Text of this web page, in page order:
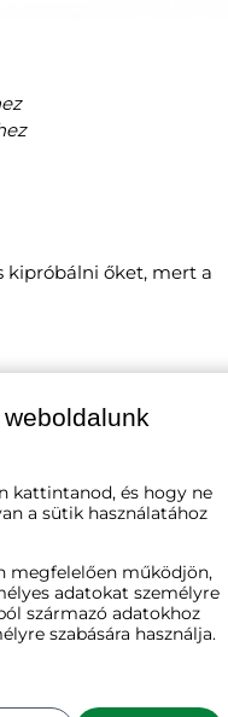
kipróbálni őket, mert a
kattintanod, és hogy ne
a sütik használatához
megfelelően működjön,
adatokat személyre
származó adatokhoz
szabására használja.